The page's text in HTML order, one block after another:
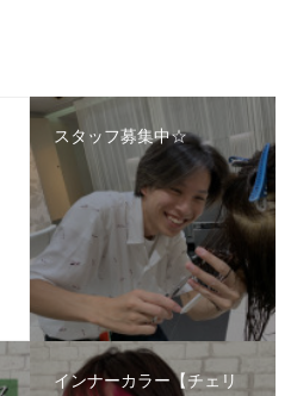
スタッフ募集中☆
インナーカラー【チェリ